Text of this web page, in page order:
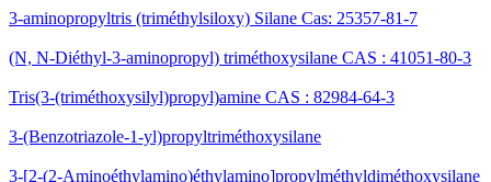
3-aminopropyltris (triméthylsiloxy) Silane Cas: 25357-81-7
(N, N-Diéthyl-3-aminopropyl) triméthoxysilane CAS : 41051-80-3
Tris(3-(triméthoxysilyl)propyl)amine CAS : 82984-64-3
3-(Benzotriazole-1-yl)propyltriméthoxysilane
3-[2-(2-Aminoéthylamino)éthylamino]propylméthyldiméthoxysilane